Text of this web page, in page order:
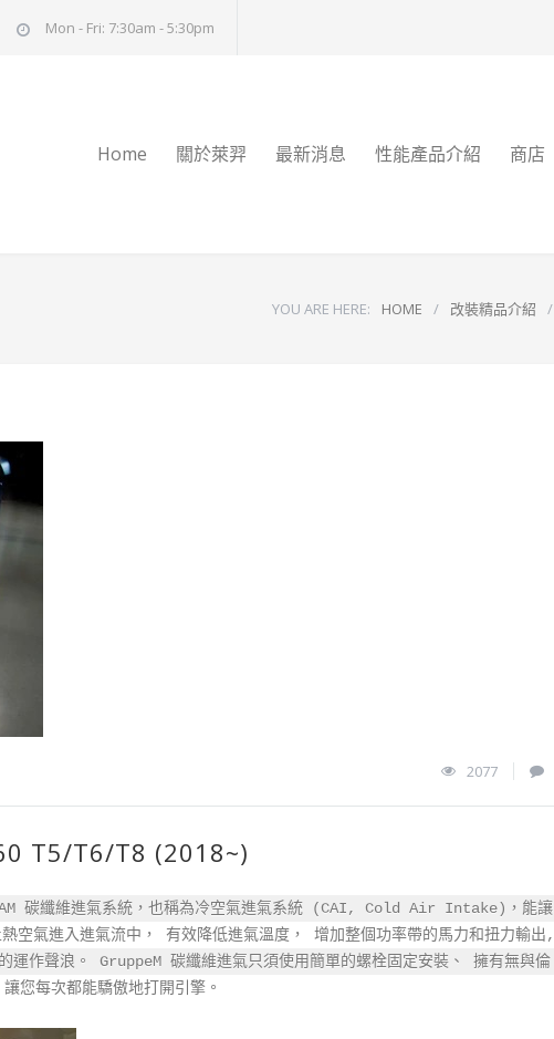
Mon - Fri: 7:30am - 5:30pm
Home 關於萊羿 最新消息 性能產品介紹 商店
YOU ARE HERE: HOME / 改裝精品介紹 /
2077
T5/T6/T8 (2018~)
碳纖維進氣系統，也稱為冷空氣進氣系統 (CAI, Cold Air Intake)，能讓
空氣進入進氣流中， 有效降低進氣溫度， 增加整個功率帶的馬力和扭力輸出,
作聲浪。 GruppeM 碳纖維進氣只須使用簡單的螺栓固定安裝、 擁有無與倫
您每次都能驕傲地打開引擎。